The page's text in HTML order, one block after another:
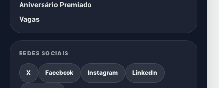
Aniversário Premiado
Vagas
REDES SOCIAIS
X Facebook Instagram LinkedIn